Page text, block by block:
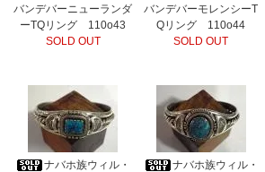
バンデバーニューランダ
ーTQリング 110o43
SOLD OUT
バンデバーモレンシーT
Qリング 110o44
SOLD OUT
ナバホ族ウィル・
ナバホ族ウィル・